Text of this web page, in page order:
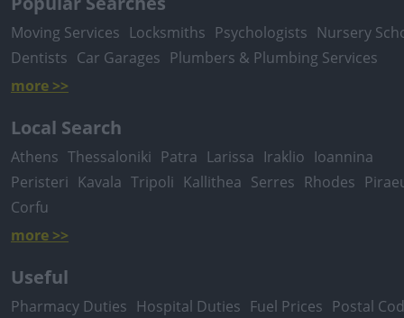
Moving Services Locksmiths Psychologists Nursery
Dentists Car Garages Plumbers & Plumbing Services
more >>
Local Search
Athens Thessaloniki Patra Larissa Iraklio Ioannina
Peristeri Kavala Tripoli Kallithea Serres Rhodes
Corfu
more >>
Useful
Pharmacy Duties Hospital Duties Fuel Prices Postal